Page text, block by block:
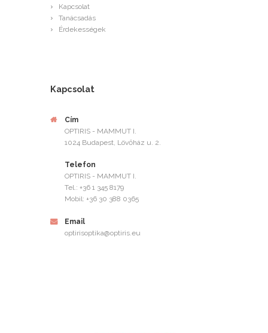
Kapcsolat
Tanácsadás
Érdekességek
Kapcsolat
Cím
OPTIRIS - MAMMUT I.
1024 Budapest, Lövőház u. 2.
Telefon
OPTIRIS - MAMMUT I.
Tel.: +36 1 345 8179
Mobil: +36 30 388 0365
Email
optirisoptika@optiris.eu